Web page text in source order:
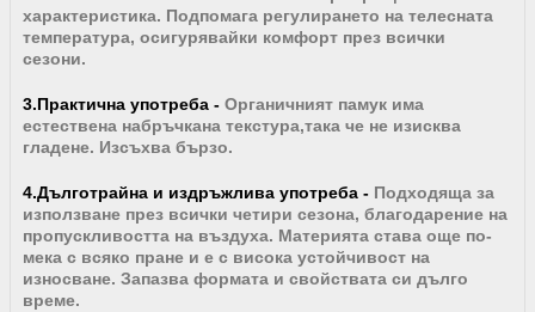
характеристика. Подпомага регулирането на телесната
температура, осигурявайки комфорт през всички
сезони.
3.Практична употреба - Органичният памук има
естествена набръчкана текстура,така че не изисква
гладене. Изсъхва бързо.
4.Дълготрайна и издръжлива употреба - Подходяща за
използване през всички четири сезона, благодарение на
пропускливостта на въздуха. Материята става още по-
мека с всяко пране и е с висока устойчивост на
износване. Запазва формата и свойствата си дълго
време.